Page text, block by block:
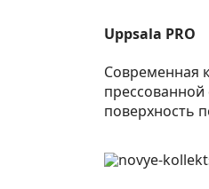
Uppsala PRO
Современная
прессованной
поверхность